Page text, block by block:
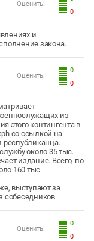
0
Оценить:
и
закона.
0
0
Оценить:
из
этого контингента в
со ссылкой на
республиканца.
около 35 тыс.
издание. Всего, по
160 тыс.
выступают за
собеседников.
0
0
Оценить: